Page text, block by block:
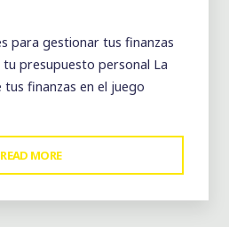
para gestionar tus finanzas
presupuesto personal La
finanzas en el juego
READ MORE
ESENCIALES
PARA